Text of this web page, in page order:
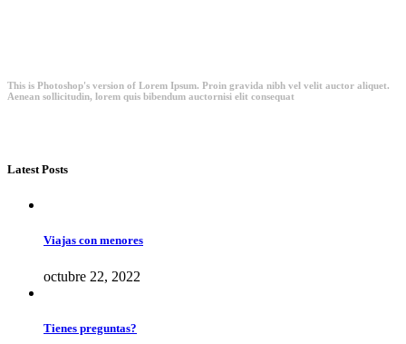
This is Photoshop's version of Lorem Ipsum. Proin gravida nibh vel velit auctor aliquet.
Aenean sollicitudin, lorem quis bibendum auctornisi elit consequat
Latest Posts
Viajas con menores
octubre 22, 2022
Tienes preguntas?